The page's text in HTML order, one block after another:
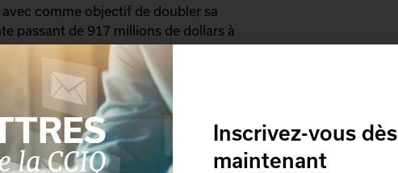
comme objectif de doubler sa
passant de 917 millions de dollars à
à voir grand et à cultiver
est accessible à toutes les
l’importance de diriger de
que les profits suivront.
en primeur les conférenciers et
étant en vente dès maintenant
Inscrivez-vous dès
maintenant